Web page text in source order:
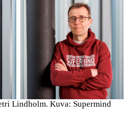
Lindholm. Kuva: Supermind